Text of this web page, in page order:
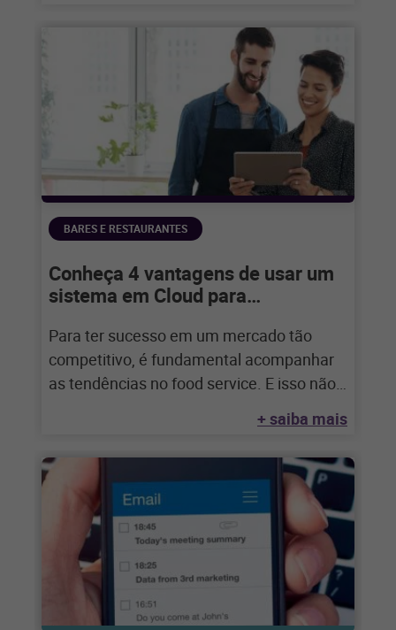
BARES E RESTAURANTES
Conheça 4 vantagens de usar um
sistema em Cloud para
Para ter sucesso em um mercado tão
competitivo, é fundamental acompanhar
as tendências no food service. E isso não
+ saiba mais